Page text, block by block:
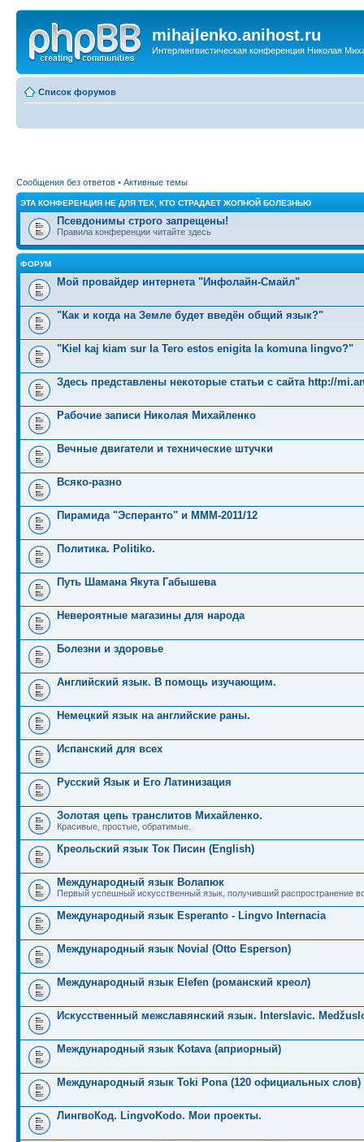
mihajlenko.anihost.ru
Интерлингвистическая конференция Николая
Список форумов
Сообщения без ответов • Активные темы
ЭТА КОНФЕРЕНЦИЯ НЕ ДЛЯ ТЕХ, КТО СТРАДАЕТ ЖОПНОЙ БОЛЕЗНЬЮ
Псевдонимы строго запрещены!
Правила конференции читайте здесь
ФОРУМ
Мой провайдер интернета "Инфолайн-Смайл"
"Как и когда на Земле будет введён общий язык?"
"Kiel kaj kiam sur la Tero estos enigita la komuna lingvo?"
Здесь представлены некоторые статьи с сайта http://
Рабочие записи Николая Михайленко
Вечные двигатели и технические штучки
Всяко-разно
Пирамида "Эсперанто" и MMM-2011/12
Политика. Politiko.
Путь Шамана Якута Габышева
Невероятные магазины для народа
Болезни и здоровье
Английский язык. В помощь изучающим.
Немецкий язык на английские раны.
Испанский для всех
Русский Язык и Его Латинизация
Золотая цепь транслитов Михайленко.
Красивые, простые, обратимые.
Креольский язык Ток Писин (English)
Международный язык Волапюк
Первый успешный искусственный язык, получивший распространение
Международный язык Esperanto - Lingvo Internacia
Международный язык Novial (Otto Esperson)
Международный язык Elefen (романский креол)
Искусственный межславянский язык. Interslavic.
Международный язык Kotava (априорный)
Международный язык Toki Pona (120 официальных слов)
ЛингвоКод. LingvoKodo. Мои проекты.